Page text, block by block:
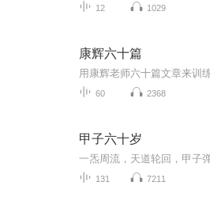
12 1029
康辉六十篇
用康辉老师六十篇文章来训
60 2368
甲子六十岁
一炁周流，天道轮回，甲子
131 7211